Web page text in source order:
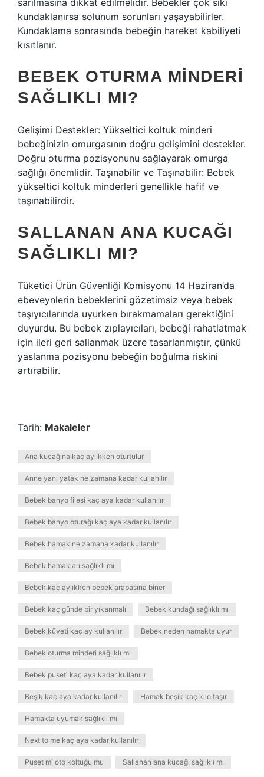
sarılmasına dikkat edilmelidir. Bebekler çok sıkı
kundaklanırsa solunum sorunları yaşayabilirler.
Kundaklama sonrasında bebeğin hareket kabiliyeti
kısıtlanır.
BEBEK OTURMA MINDERI
SAĞLIKLI MI?
Gelişimi Destekler: Yükseltici koltuk minderi
bebeğinizin omurgasının doğru gelişimini destekler.
Doğru oturma pozisyonunu sağlayarak omurga
sağlığı önemlidir. Taşınabilir ve Taşınabilir: Bebek
yükseltici koltuk minderleri genellikle hafif ve
taşınabilirdir.
SALLANAN ANA KUCAĞI
SAĞLIKLI MI?
Tüketici Ürün Güvenliği Komisyonu 14 Haziran’da
ebeveynlerin bebeklerini gözetimsiz veya bebek
taşıyıcılarında uyurken bırakmamaları gerektiğini
duyurdu. Bu bebek zıplayıcıları, bebeği rahatlatmak
için ileri geri sallanmak üzere tasarlanmıştır, çünkü
yaslanma pozisyonu bebeğin boğulma riskini
artırabilir.
Tarih: Makaleler
Ana kucağına kaç aylıkken oturtulur
Anne yanı yatak ne zamana kadar kullanılır
Bebek banyo filesi kaç aya kadar kullanılır
Bebek banyo oturağı kaç aya kadar kullanılır
Bebek hamak ne zamana kadar kullanılır
Bebek hamakları sağlıklı mı
Bebek kaç aylıkken bebek arabasına biner
Bebek kaç günde bir yıkanmalı Bebek kundağı sağlıklı mı
Bebek küveti kaç ay kullanılır Bebek neden hamakta uyur
Bebek oturma minderi sağlıklı mı
Bebek puseti kaç aya kadar kullanılır
Beşik kaç aya kadar kullanılır Hamak beşik kaç kilo taşır
Hamakta uyumak sağlıklı mı
Next to me kaç aya kadar kullanılır
Puset mi oto koltuğu mu Sallanan ana kucağı sağlıklı mı